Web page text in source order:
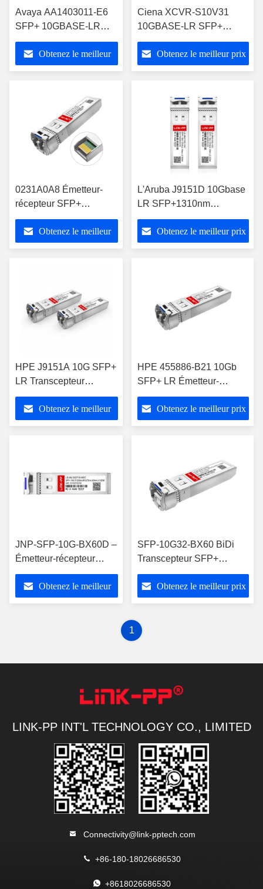
Avaya AA1403011-E6
SFP+ 10GBASE-LR
Jusqu'à 10 km sur SMF
Obtenez le meilleur
Ciena XCVR-S10V31
10GBASE-LR SFP+
Transcepteur 1310nm
10km SMF LC
Obtenez le meilleur prix
0231A0A8 Émetteur-
récepteur SFP+
10GBASE-LR 1310nm
SMF Compatible
Huawei
Obtenez le meilleur
L'Aruba J9151D 10Gbase
LR SFP+1310nm
émetteur-récepteur à
mode unique
Obtenez le meilleur prix
HPE J9151A 10G SFP+
LR Transcepteur
1310nm 10km à fibre
mono-mode
Obtenez le meilleur
HPE 455886-B21 10Gb
SFP+ LR Émetteur-
récepteur Distance
maximale 10 km
Obtenez le meilleur prix
JNP-SFP-10G-BX60D –
Émetteur-récepteur
SFP+ BiDi 60km
10GBASE-BX-D
Obtenez le meilleur
SFP-10G32-BX60 BiDi
Transcepteur SFP+
1330nmTX/1270nmRX
60kmObtenez le meilleur prix
1
LINK-PP INT'L TECHNOLOGY CO., LIMITED
Connectivity@link-pptech.com
+86-180-18026686530
+8618026686530